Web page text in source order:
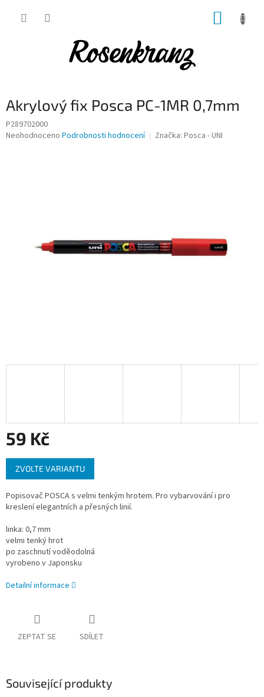
Akrylový fix Posca PC-1MR 0,7mm
P289702000
Průměrné
Neohodnoceno Podrobnosti hodnocení Značka: Posca - UNI
59 Kč
Měrná
cena:
ZVOLTE VARIANTU
Popisovač POSCA s velmi tenkým hrotem. Pro vybarvování i pro
kreslení elegantních a přesných linií.
linka: 0,7 mm
velmi tenký hrot
po zaschnutí voděodolná
vyrobeno v Japonsku
Detailní informace
ZEPTAT SE SDÍLET
Související produkty